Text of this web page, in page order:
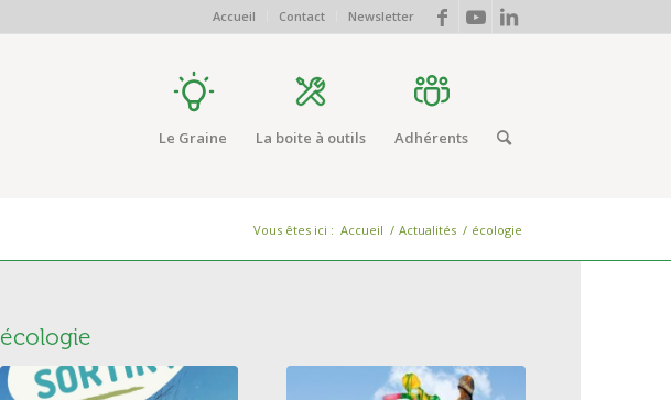
Accueil Contact Newsletter
Le Graine La boite à outils Adhérents
Vous êtes ici : Accueil / Actualités / écologie
écologie